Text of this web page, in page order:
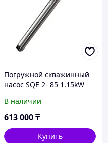
Погружной скважинный
насос SQE 2- 85 1.15kW
В наличии
613 000₸
Купить